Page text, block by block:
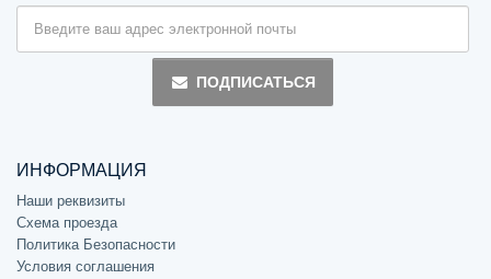
ПОДПИСАТЬСЯ
ИНФОРМАЦИЯ
Наши реквизиты
Схема проезда
Политика Безопасности
Условия соглашения